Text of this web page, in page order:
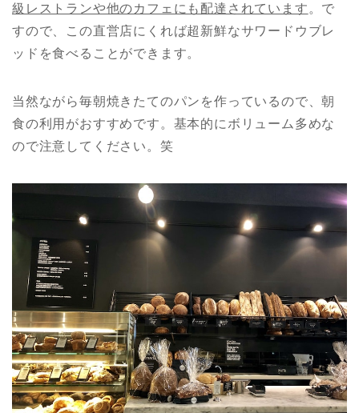
級レストランや他のカフェにも配達されています 。で
すので、この直営店にくれば超新鮮なサワードウブレ
ッドを食べることができます。
当然ながら毎朝焼きたてのパンを作っているので、朝
食の利用がおすすめです。基本的にボリューム多めな
ので注意してください。笑